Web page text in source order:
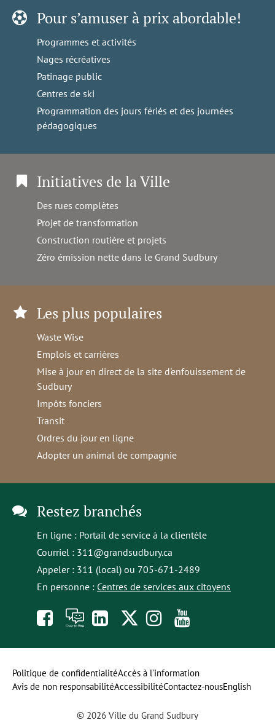
Pour s’amuser à prix abordable!
Programmes et activités
Nages récréatives
Patinage public
Centres de ski
Programmation des jours fériés et des journées
pédagogiques
Initiatives de la Ville
Des rues complètes
Projet de transformation
Construction routière et projets
Zéro émission nette dans le Grand Sudbury
Les plus populaires
Waste Wise
Emplois et carrières
Mise à jour en direct de la site d'enfouissement de
Sudbury
Impôts fonciers
Transit
Ordres du jour en ligne
Adopter un animal de compagnie
Restez branchés
En ligne : Portail de service à la clientèle
Courriel : 311@grandsudbury.ca
Appeler : 311 (local) ou 705-671-2489
En personne : Centres de services aux citoyens
Like
us
on
Facebook
À
toi
la
opens
in
a
Follow
us
on
Follow
us
on
Instagram
to
our
YouTube
© 2026 Ville du Grand Sudbury
Politique de confidentialitéAccès à l’information
Avis de non responsabilitéAccessibilitéContactez-nousEnglish